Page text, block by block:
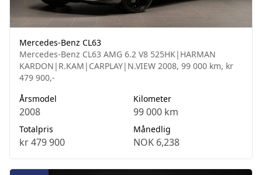
Mercedes-Benz CL63
Mercedes-Benz CL63 AMG 6.2 V8 525HK|HARMAN
KARDON|R.KAM|CARPLAY|N.VIEW 2008, 99 000 km, kr
479 900,-
Årsmodel
2008
Kilometer
99 000 km
Totalpris
kr 479 900
Månedlig
NOK 6,238